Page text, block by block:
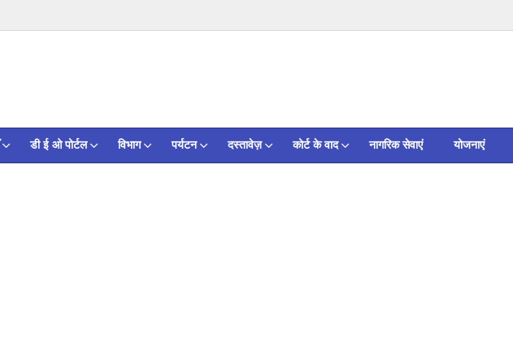
डी ई ओ पोर्टल विभाग पर्यटन दस्तावेज़ कोर्ट के वाद नागरिक सेवाएं योजनाएं